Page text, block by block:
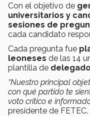
Con el objetivo de
universitarios y
sesiones de
cada candidato
Cada pregunta fue
leoneses de las 14
plantilla de
“Nuestro principal
con qué partido te
voto crítico e
presidente de FETEC.